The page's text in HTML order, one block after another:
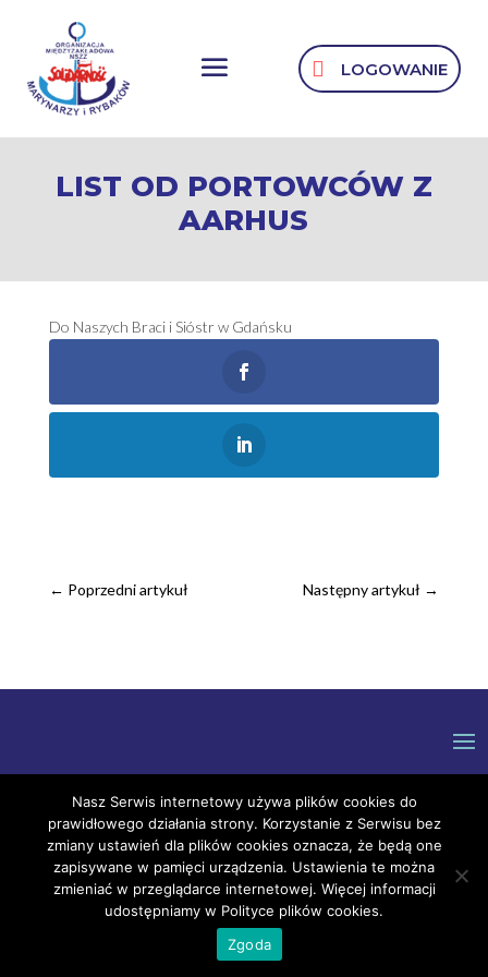
LOGOWANIE
LIST OD PORTOWCÓW Z
AARHUS
Do Naszych Braci i Sióstr w Gdańsku
← Poprzedni artykuł Następny artykuł →
Nasz Serwis internetowy używa plików cookies do
prawidłowego działania strony. Korzystanie z Serwisu bez
zmiany ustawień dla plików cookies oznacza, że będą one
zapisywane w pamięci urządzenia. Ustawienia te można
zmieniać w przeglądarce internetowej. Więcej informacji
udostępniamy w Polityce plików cookies.
Zgoda